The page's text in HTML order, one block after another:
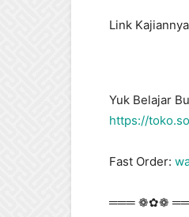
Link
Yuk Belajar
https://
Fast Order:
═══ ❁✿❁